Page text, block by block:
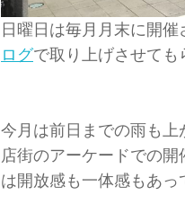
日曜日は毎月月末に開催
ログで取り上げさせても
今月は前日までの雨も
店街のアーケードでの
は開放感も一体感もあっ